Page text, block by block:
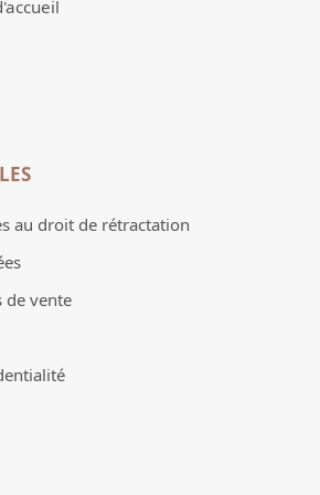
au droit de rétractation
de vente